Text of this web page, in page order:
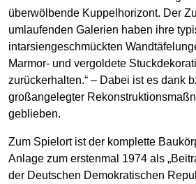
überwölbende Kuppelhorizont. Der
umlaufenden Galerien haben ihre
intarsiengeschmückten
Marmor- und vergoldete
zurückerhalten.“ – Dabei ist es dank
großangelegter
geblieben.
Zum Spielort ist der komplette
Anlage zum erstenmal 1974 als
der Deutschen Demokratischen